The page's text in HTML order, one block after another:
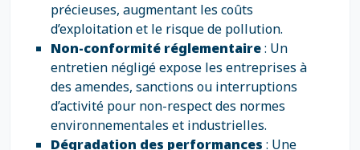
précieuses, augmentant les coûts
d’exploitation et le risque de pollution.
Non-conformité réglementaire: Un
entretien négligé expose les entreprises à
des amendes, sanctions ou interruptions
d’activité pour non-respect des normes
environnementales et industrielles.
Dégradation des performances : Une